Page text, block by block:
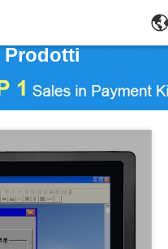
Prodotti